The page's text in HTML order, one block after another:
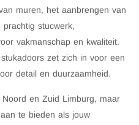
muren, het aanbrengen van
stucwerk,
vakmanschap en kwaliteit.
zet zich in voor een
detail en duurzaamheid.
en Zuid Limburg, maar
te bieden als jouw